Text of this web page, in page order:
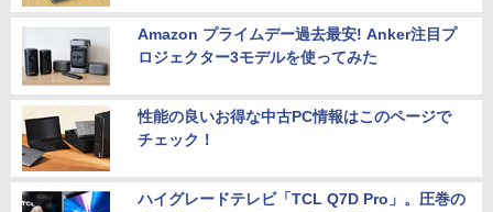
Amazon プライムデー過去最安! Anker注目プ
ロジェクター3モデルを使ってみた
性能の良いお得な中古PC情報はこのページで
チェック！
ハイグレードテレビ「TCL Q7D Pro」。圧巻の